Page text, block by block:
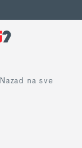
Nazad na sve